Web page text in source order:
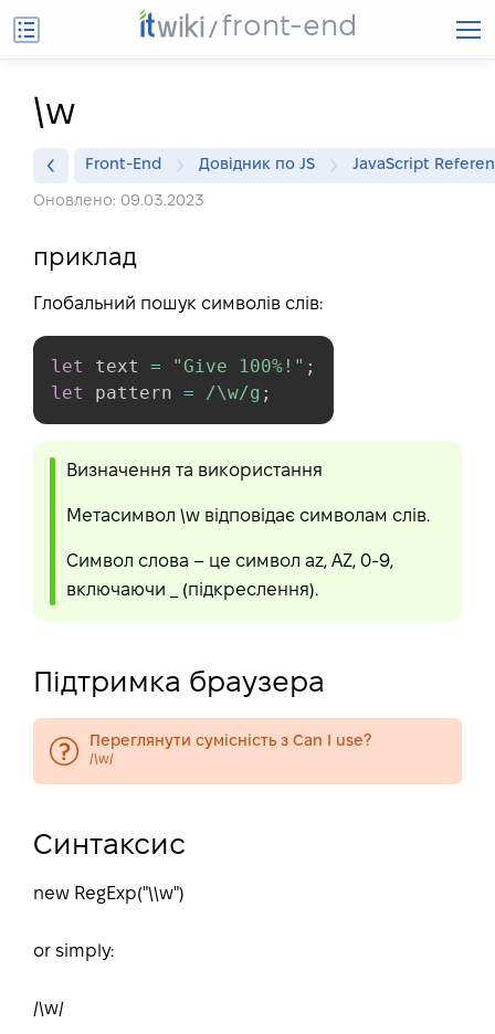
front-end
\w
Front-End Довідник по JS JavaScript
Оновлено: 09.03.2023
приклад
Глобальний пошук символів слів:
let text = "Give 100%!" ;
let
pattern = /\w/g ;
Визначення та використання
Метасимвол \w відповідає символам слів.
Символ слова – це символ az, AZ, 0-9,
включаючи _ (підкреслення).
Підтримка браузера
Переглянути сумісність з Can I use?
/\w/
Синтаксис
new RegExp("\\w")
or simply:
/\w/